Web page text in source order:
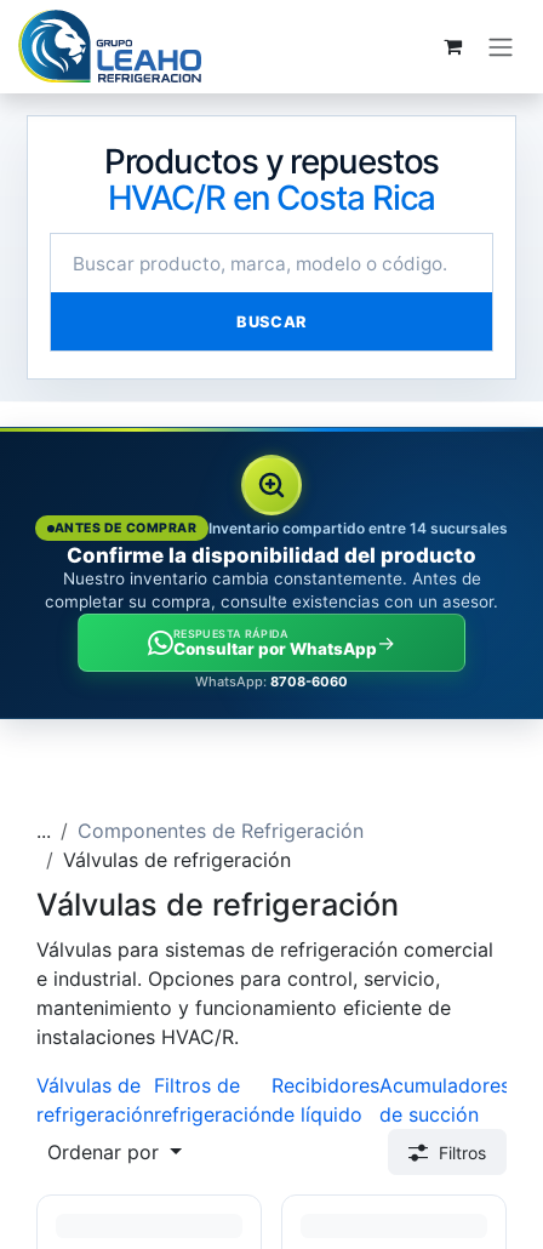
Ir al contenido
Productos y repuestos
HVAC/R en Costa Rica
BUSCAR
ANTES DE COMPRAR Inventario compartido entre 14 sucursales
Confirme la disponibilidad del producto
Nuestro inventario cambia constantemente. Antes de
completar su compra, consulte existencias con un asesor.
RESPUESTA RÁPIDA
Consultar por WhatsApp→
WhatsApp: 8708-6060
...
Componentes de Refrigeración
Válvulas de refrigeración
Válvulas de refrigeración
Válvulas para sistemas de refrigeración comercial
e industrial. Opciones para control, servicio,
mantenimiento y funcionamiento eficiente de
instalaciones HVAC/R.
Válvulas de
refrigeración
Filtros de
refrigeración
Recibidores
de líquido
Acumuladores
de succión
Ordenar por
Filtros